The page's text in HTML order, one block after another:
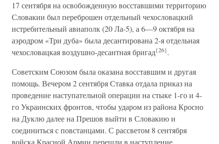
17 сентября на освобожденную восставшими территорию
Словакии был переброшен отдельный чехословацкий
истребительный авиаполк (20 Ла-5), а 6—9 октября на
аэродром «Три дуба» была десантирована 2-я отдельная
чехословацкая воздушно-десантная бригад{26}.
Советским Союзом была оказана восставшим и другая
помощь. Вечером 2 сентября Ставка отдала приказ на
проведение наступательной операции на стыке 1-го и 4-
го Украинских фронтов, чтобы ударом из района Кросно
на Дуклю далее на Прешов выйти в Словакию и
соединиться с повстанцами. С рассветом 8 сентября
войска Красной Армии перешли в наступление.